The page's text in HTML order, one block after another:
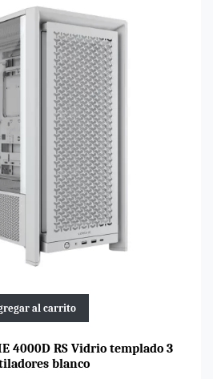
al carrito
4000D RS Vidrio templado 3
blanco